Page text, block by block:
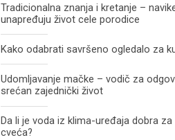
Tradicionalna znanja i kretanje –
unapređuju život cele porodice
Kako odabrati savršeno ogledalo za
Udomljavanje mačke – vodič za
srećan zajednički život
Da li je voda iz klima-uređaja dobra za
cveća?